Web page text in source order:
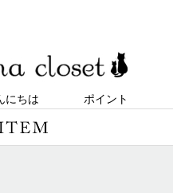
にちは ポイント